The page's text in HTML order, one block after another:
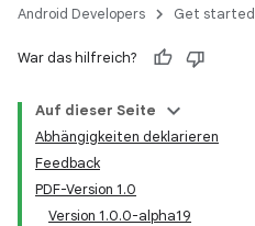
Android Developers Get started
War das hilfreich?
Auf dieser Seite
Abhängigkeiten deklarieren
Feedback
PDF-Version 1.0
Version 1.0.0-alpha19